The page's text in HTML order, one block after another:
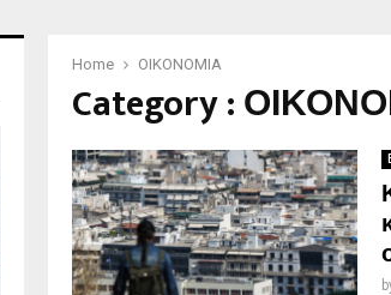
Home ΟΙΚΟΝΟΜΙΑ
Category :